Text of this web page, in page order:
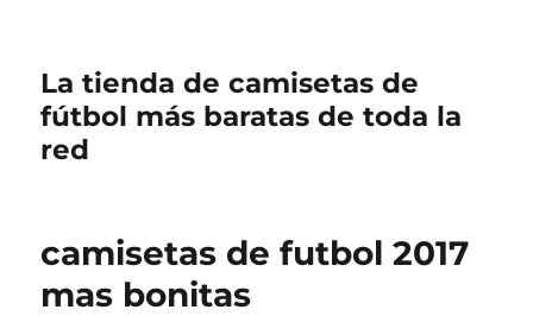
La tienda de camisetas de
fútbol más baratas de toda la
red
camisetas de futbol 2017
mas bonitas